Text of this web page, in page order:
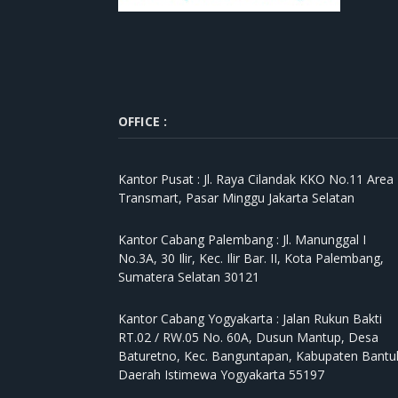
OFFICE :
Kantor Pusat : Jl. Raya Cilandak KKO No.11 Area
Transmart, Pasar Minggu Jakarta Selatan
Kantor Cabang Palembang : Jl. Manunggal I
No.3A, 30 Ilir, Kec. Ilir Bar. II, Kota Palembang,
Sumatera Selatan 30121
Kantor Cabang Yogyakarta : Jalan Rukun Bakti
RT.02 / RW.05 No. 60A, Dusun Mantup, Desa
Baturetno, Kec. Banguntapan, Kabupaten
Daerah Istimewa Yogyakarta 55197